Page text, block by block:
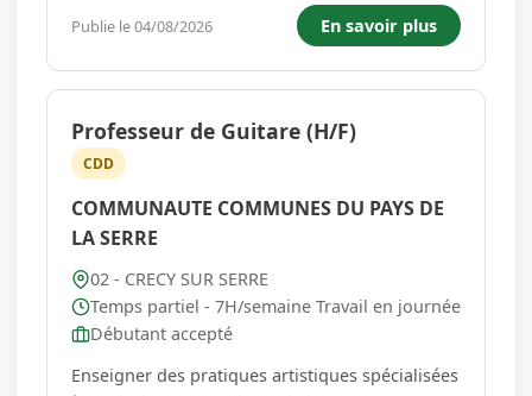
vous impliquerez dans les projets de
l'établissement et dans les activités du Schéma
Départemental ...
Publie le 04/08/2026 En savoir plus
Professeur de Guitare (H/F)
CDD
COMMUNAUTE COMMUNES DU PAYS DE
LA SERRE
02 - CRECY SUR SERRE
Temps partiel - 7H/semaine Travail en journée
Débutant accepté
Enseigner des pratiques artistiques spécialisées